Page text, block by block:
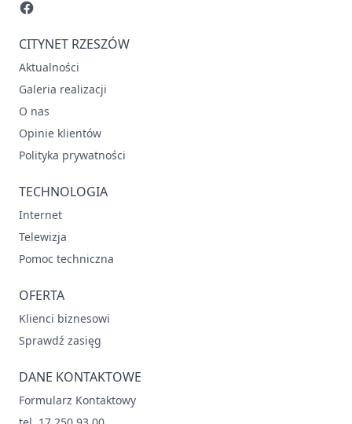
CITYNET RZESZÓW
Aktualności
Galeria realizacji
O nas
Opinie klientów
Polityka prywatności
TECHNOLOGIA
Internet
Telewizja
Pomoc techniczna
OFERTA
Klienci biznesowi
Sprawdź zasięg
DANE KONTAKTOWE
Formularz Kontaktowy